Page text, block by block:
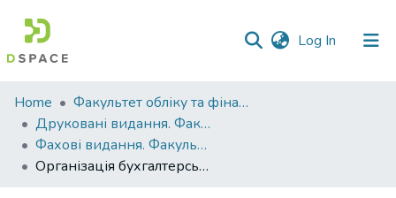
Log In (current)
Communities
&
Collections
All of DSpace
Home
Факультет обліку та фінансів
Друковані видання. Факультет обліку та фінансів
Фахові видання. Факультет обліку та фінансів
Організація бухгалтерського обліку розрахунків з дебіторами